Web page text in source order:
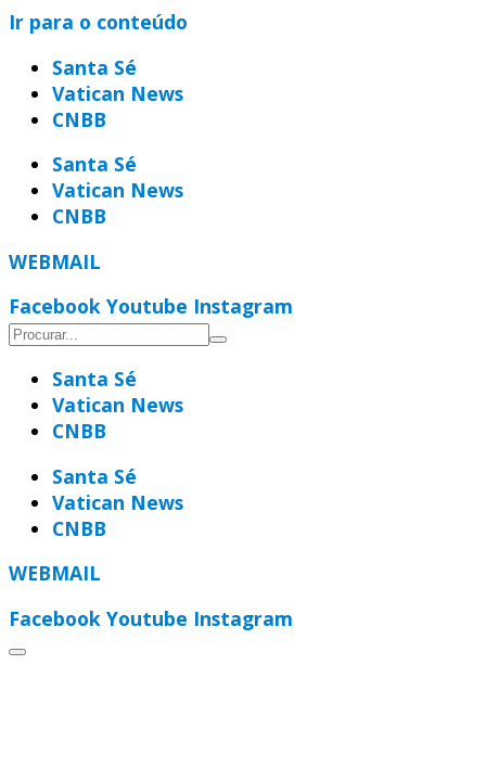
Ir para o conteúdo
Santa Sé
Vatican News
CNBB
Santa Sé
Vatican News
CNBB
WEBMAIL
Facebook Youtube Instagram
Santa Sé
Vatican News
CNBB
Santa Sé
Vatican News
CNBB
WEBMAIL
Facebook Youtube Instagram